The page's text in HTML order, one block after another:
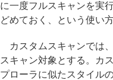
に一度フルスキャンを実
どめておく、という使い
カスタムスキャンでは
スキャン対象とする。カ
プローラに似たスタイル